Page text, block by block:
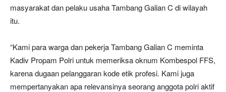
masyarakat dan pelaku usaha Tambang Galian C di wilayah
itu.
“Kami para warga dan pekerja Tambang Galian C meminta
Kadiv Propam Polri untuk memeriksa oknum Kombespol FFS,
karena dugaan pelanggaran kode etik profesi. Kami juga
mempertanyakan apa relevansinya seorang anggota polri aktif